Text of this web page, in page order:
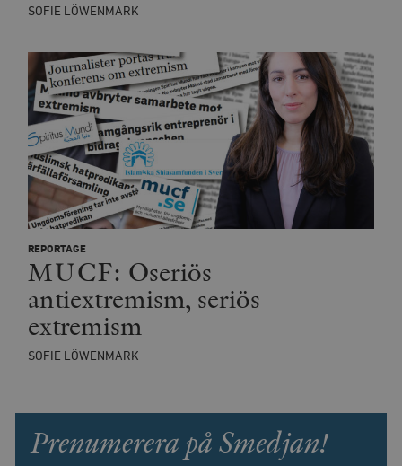
SOFIE LÖWENMARK
REPORTAGE
MUCF: Oseriös
antiextremism, seriös
extremism
SOFIE LÖWENMARK
Prenumerera på Smedjan!